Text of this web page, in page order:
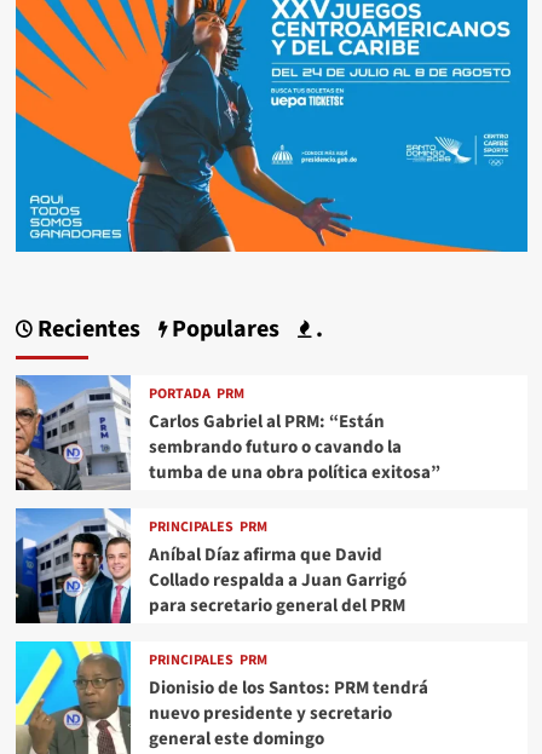
Recientes Populares .
PORTADA PRM
Carlos Gabriel al PRM: “Están
sembrando futuro o cavando la
tumba de una obra política exitosa”
PRINCIPALES PRM
Aníbal Díaz afirma que David
Collado respalda a Juan Garrigó
para secretario general del PRM
PRINCIPALES PRM
Dionisio de los Santos: PRM tendrá
nuevo presidente y secretario
general este domingo